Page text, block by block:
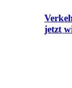
jetzt